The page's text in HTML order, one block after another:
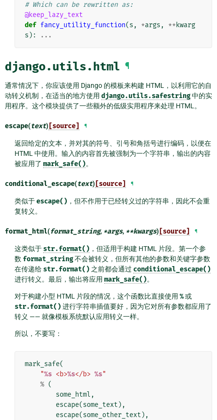
# Which can be rewritten as:
@keep_lazy_text
def fancy_utility_function(s , *args , ** kwarg
s ): ...
django.utils.html ¶
通常情况下，你应该使用 Django 的模板来构建 HTML，以利用它的自
动转义机制，在适当的地方使用 django.utils.safestring中的实
用程序。这个模块提供了一些额外的低级实用程序来处理 HTML。
escape(text) [source] ¶
返回给定的文本，并对其的符号、引号和角括号进行编码，以便在
HTML 中使用。输入的内容首先被强制为一个字符串，输出的内容
被应用了 mark_safe()。
conditional_escape(text) [source] ¶
类似于escape() ，但不作用于已经转义过的字符串，因此不会重
复转义。
format_html(format_string, *args, **kwargs) [source] ¶
这类似于 str.format() ，但适用于构建 HTML 片段。第一个参
数 format_string不会被转义，但所有其他的参数和关键字参数
在传递给 str.format() 之前都会通过 conditional_escape()
进行转义。最后，输出将应用 mark_safe()。
对于构建小型 HTML 片段的情况，这个函数比直接使用 %或
str.format() 进行字符串插值要好，因为它对所有参数都应用了
转义 —— 就像模板系统默认应用转义一样。
所以，不要写：
mark_safe(
"%s <b>%s</b> %s"
% (
some_html ,
escape(some_text ),
escape(some_other_text ),